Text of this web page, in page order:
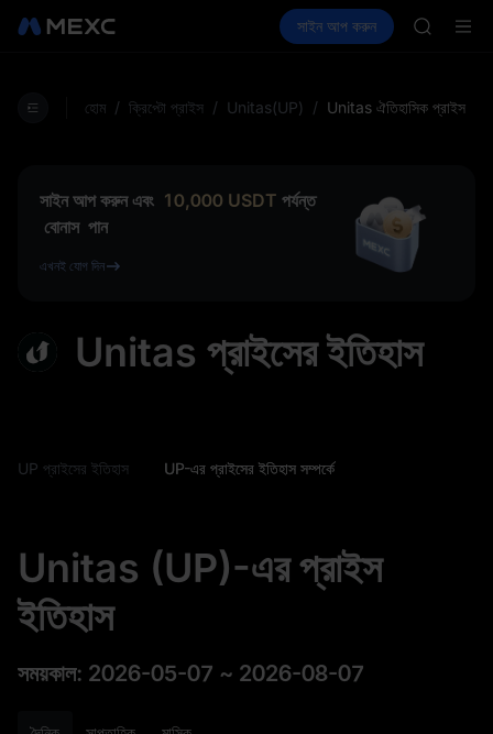
স্পট ফিউচার UNITREE আয়
সাইন আপ করুন
ACE
SPCX
SKYAI
হোম / ক্রিপ্টো প্রাইস / Unitas(UP) / Unitas ঐতিহাসিক প্রাইস
সাইন আপ করুন এবং 10,000 USDT পর্যন্ত
বোনাস পান
এখনই যোগ দিন
Unitas প্রাইসের ইতিহাস
UP প্রাইসের ইতিহাস UP-এর প্রাইসের ইতিহাস সম্পর্কে
Unitas (UP)-এর প্রাইস
ইতিহাস
সময়কাল: 2026-05-07 ~ 2026-08-07